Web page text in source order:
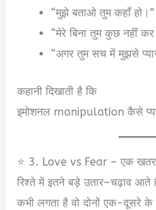
“मुझे बताओ तुम कहाँ हो।”
“मेरे बिना तुम कुछ नहीं
“अगर तुम सच में मुझसे
कहानी दिखाती है कि
इमोशनल manipulation कैसे
⭐ 3. Love vs Fear – एक
रिश्ते में इतने बड़े उतार–चढ़ाव आते
कभी लगता है वो दोनों एक-दूसरे के